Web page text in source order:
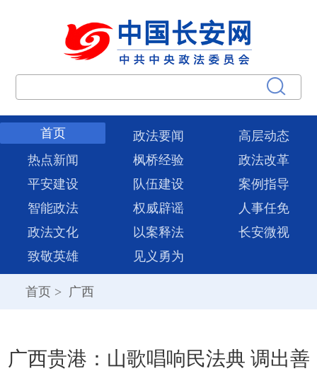
首页 政法要闻
高层动态
热点新闻
枫桥经验
政法改革
平安建设
队伍建设
案例指导
智能政法
权威辟谣
人事任免
政法文化
以案释法
长安微视
致敬英雄
见义勇为
首页 > 广西
广西贵港：山歌唱响民法典 调出善